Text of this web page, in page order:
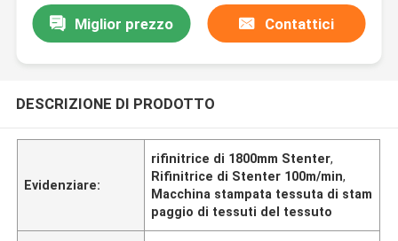
Miglior prezzo Contattici
DESCRIZIONE DI PRODOTTO
Evidenziare:
rifinitrice di 1800mm Stenter,
Rifinitrice di Stenter 100m/min,
Macchina stampata tessuta di stam
paggio di tessuti del tessuto